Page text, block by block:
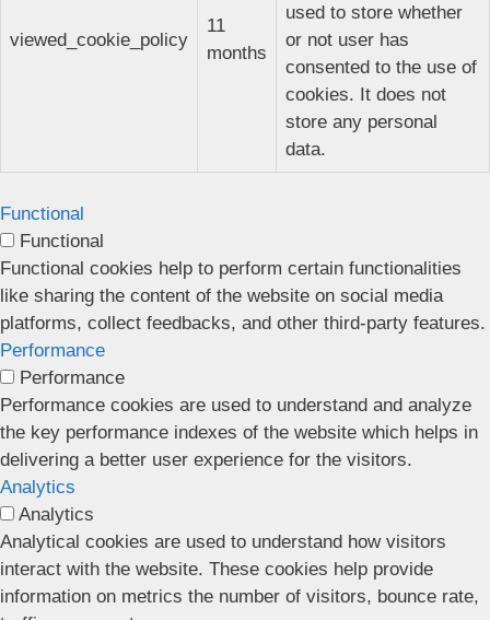
viewed_cookie_policy
11
months
used to store whether
or not user has
consented to the use of
cookies. It does not
store any personal
data.
Functional
Functional
Functional cookies help to perform certain functionalities
like sharing the content of the website on social media
platforms, collect feedbacks, and other third-party features.
Performance
Performance
Performance cookies are used to understand and analyze
the key performance indexes of the website which helps in
delivering a better user experience for the visitors.
Analytics
Analytics
Analytical cookies are used to understand how visitors
interact with the website. These cookies help provide
information on metrics the number of visitors, bounce rate,